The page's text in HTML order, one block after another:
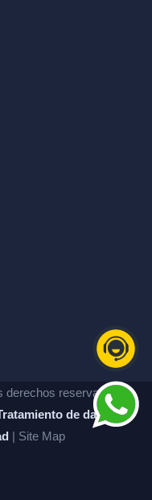
derechos reservados. |
de datos
| Site Map